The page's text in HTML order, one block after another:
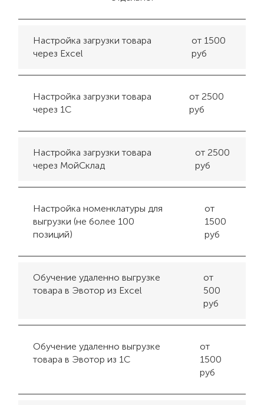
Настройка загрузки товара
через Excel
от 1500
руб
Настройка загрузки товара
через 1С
от 2500
руб
Настройка загрузки товара
через МойСклад
от 2500
руб
Настройка номенклатуры для
выгрузки (не более 100
позиций)
от
1500
руб
Обучение удаленно выгрузке
товара в Эвотор из Excel
от
500
руб
Обучение удаленно выгрузке
товара в Эвотор из 1С
от
1500
руб